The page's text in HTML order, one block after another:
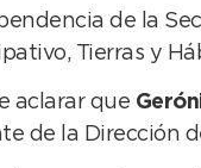
de la
Tierras y
aclarar que
de la Dirección